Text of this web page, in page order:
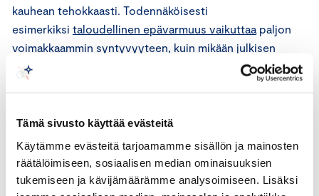
Tämä sivusto käyttää evästeitä
Käytämme evästeitä tarjoamamme sisällön ja mainosten
räätälöimiseen, sosiaalisen median ominaisuuksien
tukemiseen ja kävijämäärämme analysoimiseen. Lisäksi
kauhean tehokkaasti. Todennäköisesti
esimerkiksi taloudellinen epävarmuus vaikuttaa paljon
voimakkaammin syntyvyyteen, kuin mikään julkisen
vallan suunnittelema tulonsiirto. Professori
Heikki
Hiilamo
päätyy saman suuntaiseen korrelaatioon
En missään nimessä yritä sanoa, että nykyiset
perhepolitiikan välineet olisivat merkityksettömiä
vaikutustensa suhteen. Esimerkiksi pienten lasten hoivan